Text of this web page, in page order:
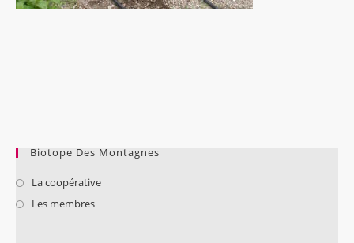
Biotope Des Montagnes
La coopérative
Les membres